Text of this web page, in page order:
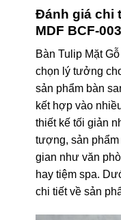
Đánh giá chi
MDF BCF-003
Bàn Tulip Mặt
chọn lý tưởng
sản phẩm bàn
kết hợp vào
thiết kế tối giản
tượng, sản
gian như văn
hay tiệm spa.
chi tiết về sản